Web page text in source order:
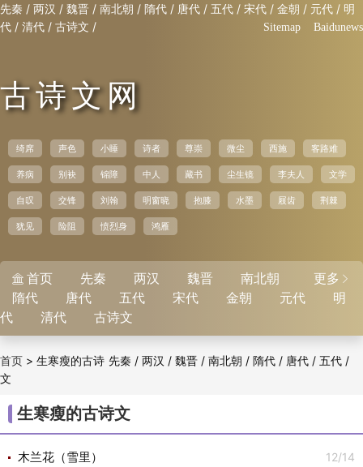
先秦 / 两汉 / 魏晋 / 南北朝 / 隋代 / 唐代 / 五代 / 宋代 / 金朝 / 元代 / 明
代 / 清代 / 古诗文 / Sitemap Baidunews
古诗文网
绮席 声色 小睡 诗者 尊崇 微尘 西施 客路难
养病 别袂 锦障 中人 藏书 尘生镜 李夫人 文学
自叹 交锋 刘翰 明窗晓 抱膝 水墨 屐齿 荆棘
犹见 险阻 愤烈身 鸿雁
更多 
 首页 先秦 两汉 魏晋
南北朝
隋代
唐代 五代 宋代 金朝 元代
明
代
清代 古诗文
先秦 /两汉 /魏晋 /南北朝 /隋代 / 唐代 /五代 /
首页 > 生寒瘦的古诗
文
生寒瘦的古诗文
12/14
木兰花（雪里）